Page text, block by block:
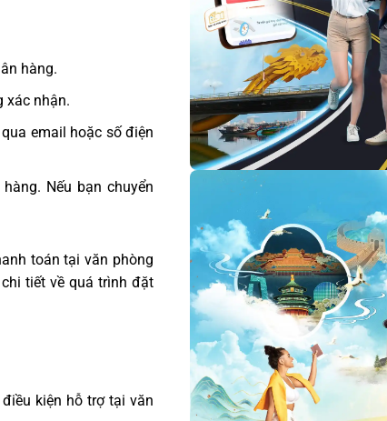
hàng.
xác nhận.
email hoặc số điện
Nếu bạn chuyển
toán tại văn phòng
tiết về quá trình đặt
kiện hỗ trợ tại văn